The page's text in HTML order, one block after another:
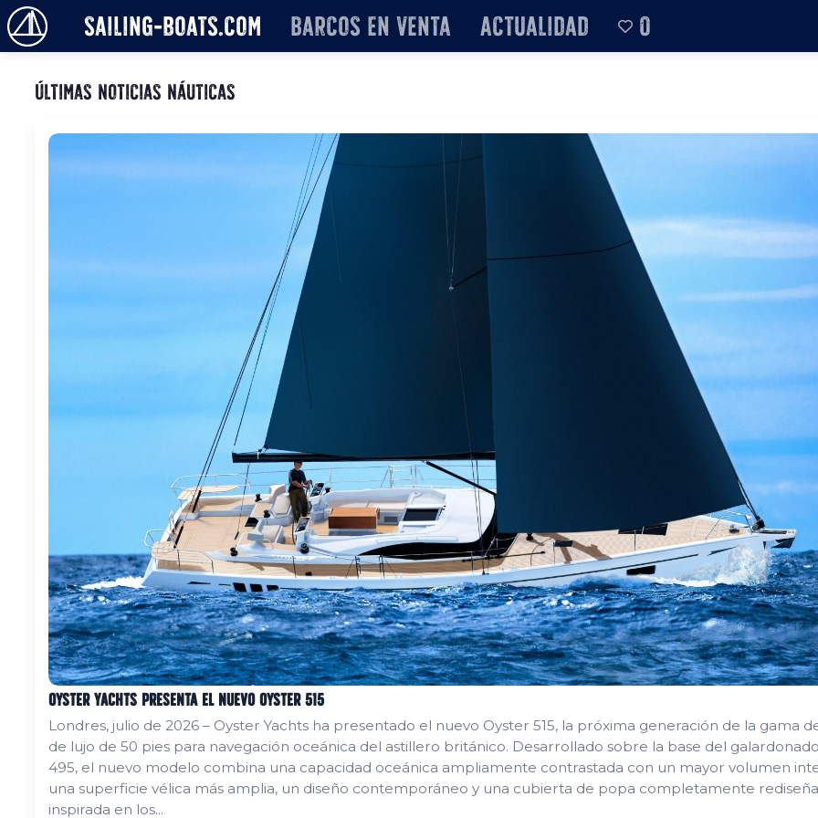
sailing-boats.com Barcos en venta Actualidad 0
Últimas noticias náuticas
Oyster Yachts presenta el nuevo Oyster 515
Londres, julio de 2026 – Oyster Yachts ha presentado el nuevo Oyster 515, la próxima generación de la gama
de lujo de 50 pies para navegación oceánica del astillero británico. Desarrollado sobre la base del
495, el nuevo modelo combina una capacidad oceánica ampliamente contrastada con un mayor volumen
una superficie vélica más amplia, un diseño contemporáneo y una cubierta de popa completamente
inspirada en los...